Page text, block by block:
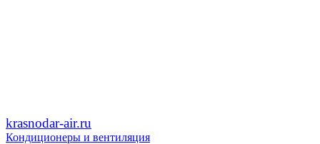
krasnodar-air.ru
Кондиционеры и вентиляция